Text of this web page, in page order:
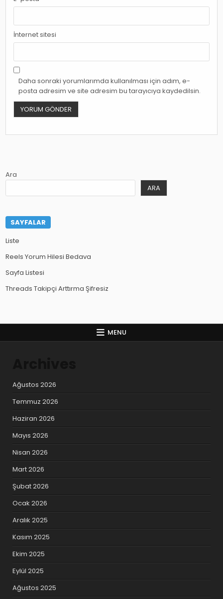
İnternet sitesi
Daha sonraki yorumlarımda kullanılması için adım, e-
posta adresim ve site adresim bu tarayıcıya kaydedilsin.
Ara
ARA
SAYFALAR
Liste
Reels Yorum Hilesi Bedava
Sayfa Listesi
Threads Takipçi Arttırma Şifresiz
MENU
Ağustos 2026
Temmuz 2026
Haziran 2026
Mayıs 2026
Nisan 2026
Mart 2026
Şubat 2026
Ocak 2026
Aralık 2025
Kasım 2025
Ekim 2025
Eylül 2025
Ağustos 2025